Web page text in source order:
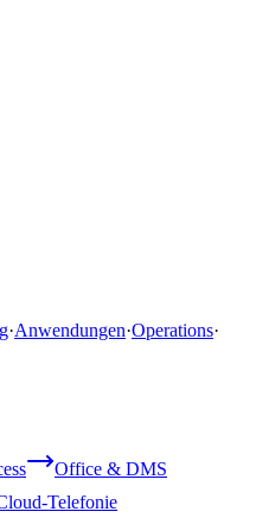
·Anwendungen·Operations·
Office & DMS
Telefonie